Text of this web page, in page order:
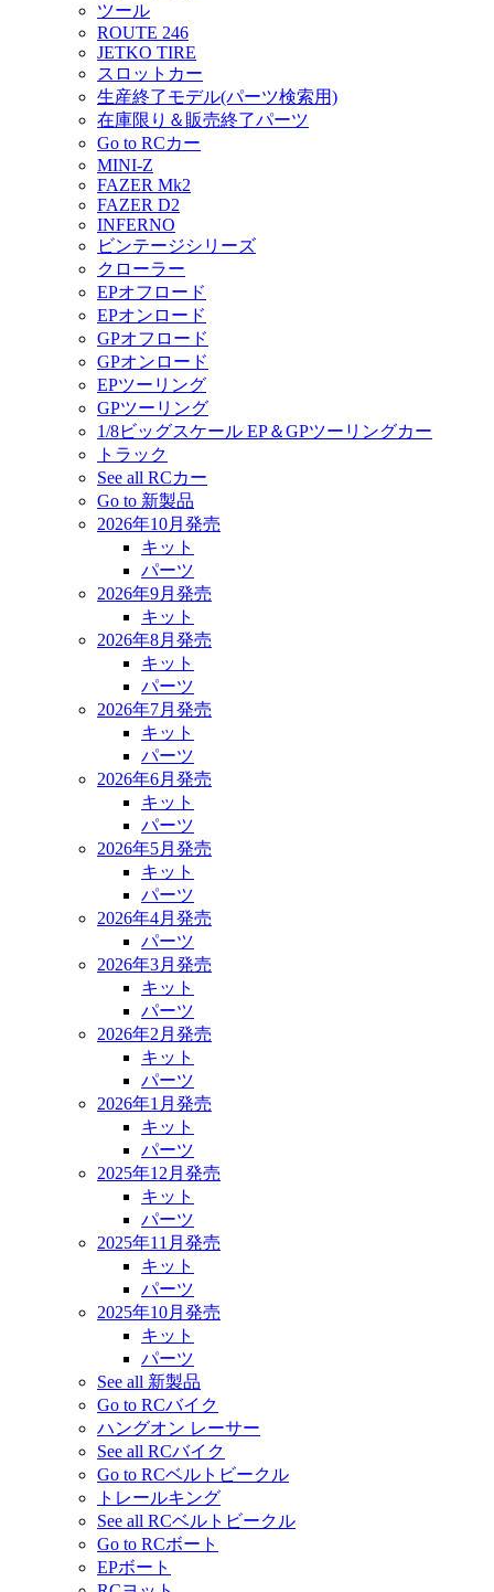
ツール
ROUTE 246
JETKO TIRE
スロットカー
生産終了モデル(パーツ検索用)
在庫限り＆販売終了パーツ
Go to RCカー
MINI-Z
FAZER Mk2
FAZER D2
INFERNO
ビンテージシリーズ
クローラー
EPオフロード
EPオンロード
GPオフロード
GPオンロード
EPツーリング
GPツーリング
1/8ビッグスケール EP＆GPツーリングカー
トラック
See all RCカー
Go to 新製品
2026年10月発売
キット
パーツ
2026年9月発売
キット
2026年8月発売
キット
パーツ
2026年7月発売
キット
パーツ
2026年6月発売
キット
パーツ
2026年5月発売
キット
パーツ
2026年4月発売
パーツ
2026年3月発売
キット
パーツ
2026年2月発売
キット
パーツ
2026年1月発売
キット
パーツ
2025年12月発売
キット
パーツ
2025年11月発売
キット
パーツ
2025年10月発売
キット
パーツ
See all 新製品
Go to RCバイク
ハングオン レーサー
See all RCバイク
Go to RCベルトビークル
トレールキング
See all RCベルトビークル
Go to RCボート
EPボート